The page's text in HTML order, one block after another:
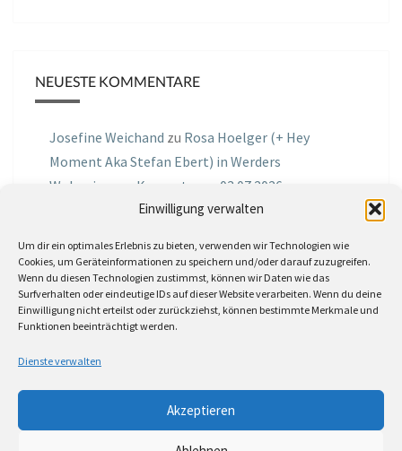
Einwilligung verwalten
Um dir ein optimales Erlebnis zu bieten, verwenden wir Technologien wie
Cookies, um Geräteinformationen zu speichern und/oder darauf zuzugreifen.
Wenn du diesen Technologien zustimmst, können wir Daten wie das
Surfverhalten oder eindeutige IDs auf dieser Website verarbeiten. Wenn du deine
Einwilligung nicht erteilst oder zurückziehst, können bestimmte Merkmale und
Funktionen beeinträchtigt werden.
Dienste verwalten
Akzeptieren
NEUESTE KOMMENTARE
Josefine Weichand zu Rosa Hoelger (+ Hey
Moment Aka Stefan Ebert) in Werders
Wohnzimmer Konzerte am 03.07.2026
Podcast Nr.01 vom 08.09.2025 mit Joe Astray
MIRI IN THE GREENzuMiri in the Green in der
Hemingway Lounge, am 30.05.2026
MollezuInterview mit dem Vinylexpress zum
8ten Vinylflohmarkt am 16.05.2026